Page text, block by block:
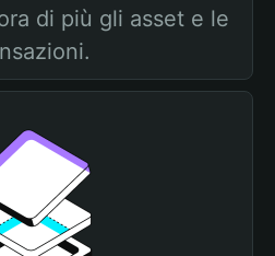
di più gli asset e le